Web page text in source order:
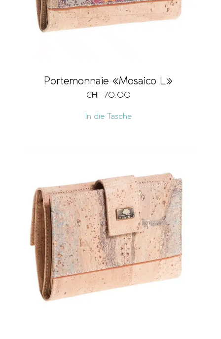
Portemonnaie «Mosaico L»
CHF 70.00
In die Tasche